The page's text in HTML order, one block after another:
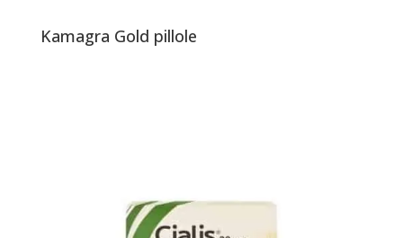
Kamagra Gold pillole